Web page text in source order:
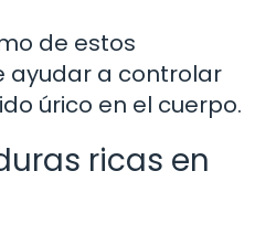
de estos
ayudar a controlar
úrico en el cuerpo.
ricas en